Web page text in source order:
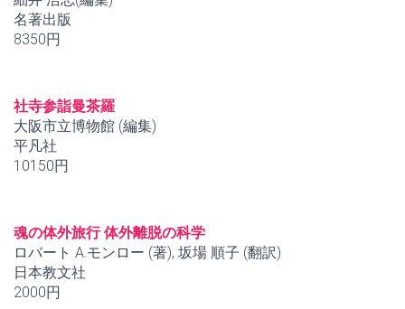
名著出版
8350円
社寺参詣曼茶羅
大阪市立博物館 (編集)
平凡社
10150円
魂の体外旅行 体外離脱の科学
ロバート A.モンロー (著), 坂場 順子 (翻訳)
日本教文社
2000円